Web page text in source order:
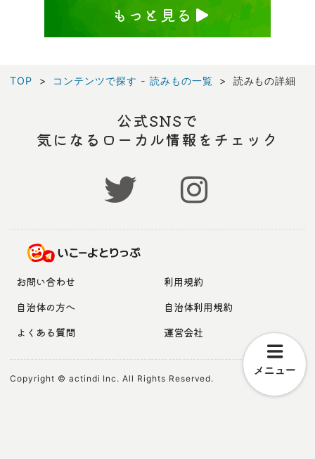
もっと見る
TOP コンテンツで探す - 読みもの一覧 読みもの詳細
メニュー
公式SNSで
気になるローカル情報をチェック
お問い合わせ
利用規約
自治体の方へ
自治体利用規約
よくある質問
運営会社
Copyright © actindi Inc. All Rights Reserved.